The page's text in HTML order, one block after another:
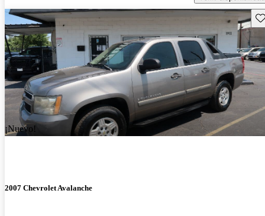
¡Nuevo!
2007 Chevrolet Avalanche